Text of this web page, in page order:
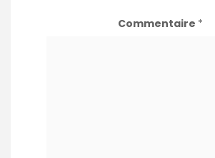
Commentaire *